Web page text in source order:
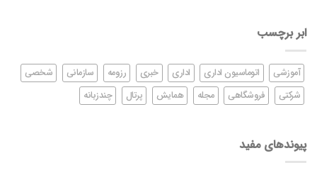
ابر برچسب
آموزشی اتوماسیون اداری اداری خبری رزومه سازمانی
شخصی
شرکتی
فروشگاهی مجله همایش پرتال چندزبانه
پیوندهای مفید